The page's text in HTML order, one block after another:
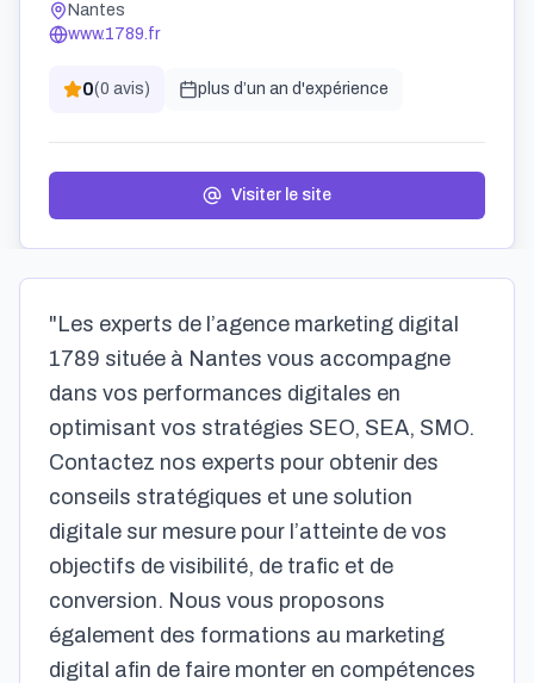
Nantes
www.1789.fr
0(0 avis) plus d’un an d'expérience
Visiter le site
"Les experts de l’agence marketing digital
1789 située à Nantes vous accompagne
dans vos performances digitales en
optimisant vos stratégies SEO, SEA, SMO.
Contactez nos experts pour obtenir des
conseils stratégiques et une solution
digitale sur mesure pour l’atteinte de vos
objectifs de visibilité, de trafic et de
conversion. Nous vous proposons
également des formations au marketing
digital afin de faire monter en compétences